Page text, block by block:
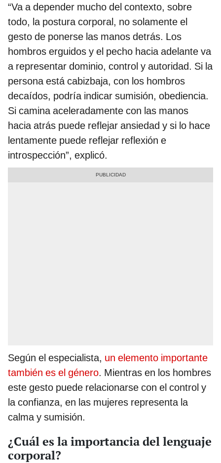
“Va a depender mucho del contexto, sobre
todo, la postura corporal, no solamente el
gesto de ponerse las manos detrás. Los
hombros erguidos y el pecho hacia adelante va
a representar dominio, control y autoridad. Si la
persona está cabizbaja, con los hombros
decaídos, podría indicar sumisión, obediencia.
Si camina aceleradamente con las manos
hacia atrás puede reflejar ansiedad y si lo hace
lentamente puede reflejar reflexión e
introspección”, explicó.
Según el especialista, un elemento importante
también es el género. Mientras en los hombres
este gesto puede relacionarse con el control y
la confianza, en las mujeres representa la
calma y sumisión.
¿Cuál es la importancia del lenguaje
corporal?